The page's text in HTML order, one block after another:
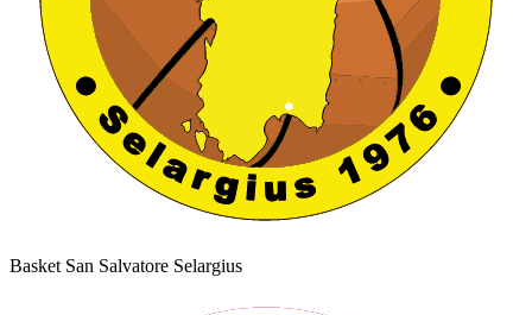
Basket San Salvatore Selargius